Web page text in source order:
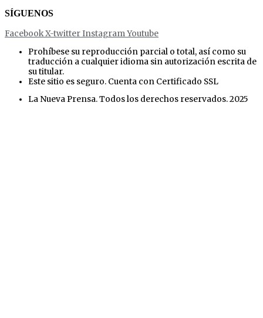
SÍGUENOS
FacebookX-twitterInstagramYoutube
Prohíbese su reproducción parcial o total, así como su
traducción a cualquier idioma sin autorización escrita de
su titular.
Este sitio es seguro. Cuenta con Certificado SSL
La Nueva Prensa. Todos los derechos reservados. 2025